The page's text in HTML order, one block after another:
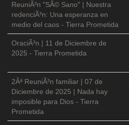
ReuniÃ³n "SÃ© Sano" | Nuestra
redenciÃ³n: Una esperanza en
medio del caos - Tierra Prometida
OraciÃ³n | 11 de Diciembre de
2025 - Tierra Prometida
2Âª ReuniÃ³n familiar | 07 de
Diciembre de 2025 | Nada hay
imposible para Dios - Tierra
Prometida